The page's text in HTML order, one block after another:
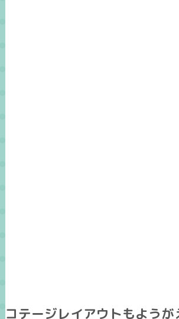
コテージレイアウトもようが